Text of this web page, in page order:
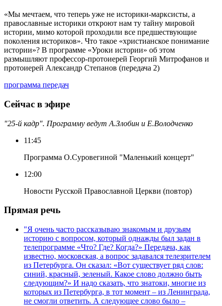
«Мы мечтаем, что теперь уже не историки-марксисты, а
православные историки откроют нам ту тайну мировой
истории, мимо которой проходили все предшествующие
поколения историков». Что такое «христианское понимание
истории»? В программе «Уроки истории» об этом
размышляют профессор-протоиерей Георгий Митрофанов и
протоиерей Александр Степанов (передача 2)
программа передач
Сейчас в эфире
"25-й кадр". Программу ведут А.Злобин и Е.Володченко
11:45
Программа О.Суровегиной "Маленький концерт"
12:00
Новости Русской Православной Церкви (повтор)
Прямая речь
"Я очень часто рассказываю знакомым и друзьям
историю с вопросом, который однажды был задан в
телепрограмме «Что? Где? Когда?» Передача, как
известно, московская, а вопрос задавался телезрителем
из Петербурга. Он сказал: «Вот существует ряд слов:
синий, красный, зеленый. Какое слово должно быть
следующим?» И надо сказать, что знатоки, многие из
которых из Петербурга, в тот момент – из Ленинграда,
не смогли ответить. А следующее слово было –